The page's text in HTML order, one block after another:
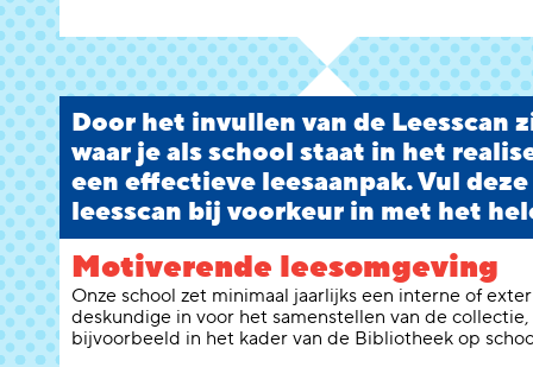
Door het invullen van de Leesscan
waar je als school staat in het
een effectieve leesaanpak. Vul deze
leesscan bij voorkeur in met het
Motiverende leesomgeving
Onze school zet minimaal jaarlijks een interne of
deskundige in voor het samenstellen van de collectie,
bijvoorbeeld in het kader van de Bibliotheek op